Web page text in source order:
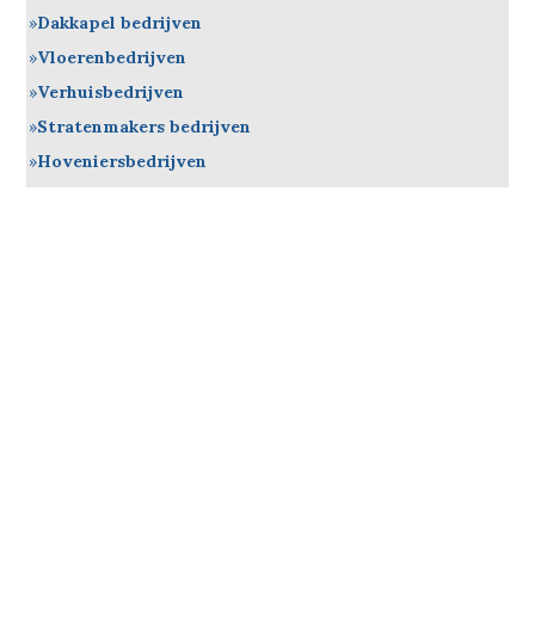
Dakkapel bedrijven
Vloerenbedrijven
Verhuisbedrijven
Stratenmakers bedrijven
Hoveniersbedrijven